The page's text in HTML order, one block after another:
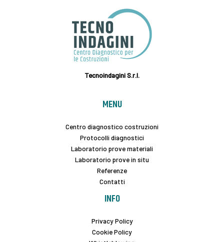
Tecnoindagini S.r.l.
MENU
Centro diagnostico costruzioni
Protocolli diagnostici
Laboratorio prove materiali
Laboratorio prove in situ
Referenze
Contatti
INFO
Privacy Policy
Cookie Policy